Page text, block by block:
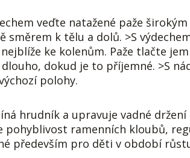
veďte natažené paže
k tělu a dolů. >S
ke kolenům. Paže tlačte
dokud je to příjemné. >S
polohy.
hrudník a upravuje vadné
pohyblivost ramenních kloubů,
především pro děti v období